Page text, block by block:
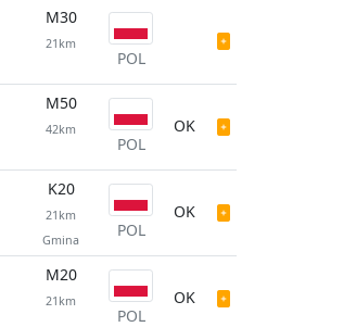
M30
21km
POL
M50
42km
POL
OK
K20
21km
Gmina
POL
OK
M20
21km
POL
OK